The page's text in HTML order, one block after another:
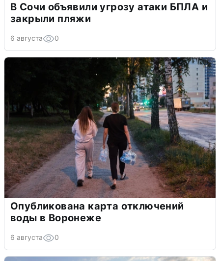
В Сочи объявили угрозу атаки БПЛА и
закрыли пляжи
6 августа 0
Опубликована карта отключений
воды в Воронеже
6 августа 0